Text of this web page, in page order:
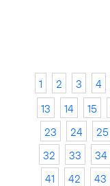
1 2 3 4
13
14 15
23
24 25
32
33 34
41
42 43